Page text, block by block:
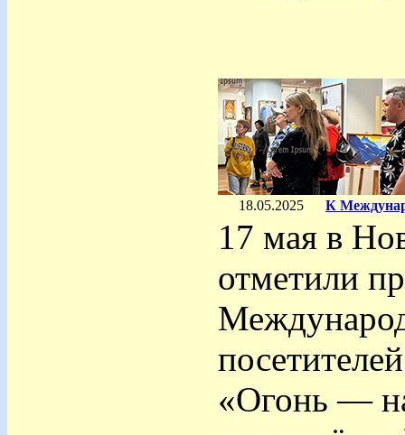
18.05.2025 К
17 мая в
отметили
«Огонь —